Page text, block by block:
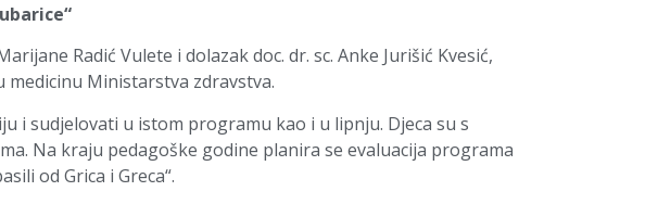
Radić Vulete i dolazak doc. dr. sc. Anke Jurišić Kvesić,
Ministarstva zdravstva.
i sudjelovati u istom programu kao i u lipnju. Djeca su s
Na kraju pedagoške godine planira se evaluacija programa
od Grica i Greca“.